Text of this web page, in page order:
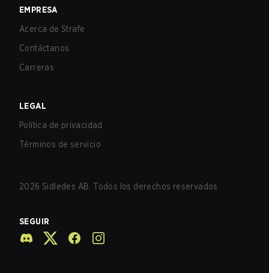
EMPRESA
Acerca de Strafe
Contáctanos
Carreras
LEGAL
Política de privacidad
Términos de servicio
2026 Sidledes AB. Todos los derechos reservados.
SEGUIR